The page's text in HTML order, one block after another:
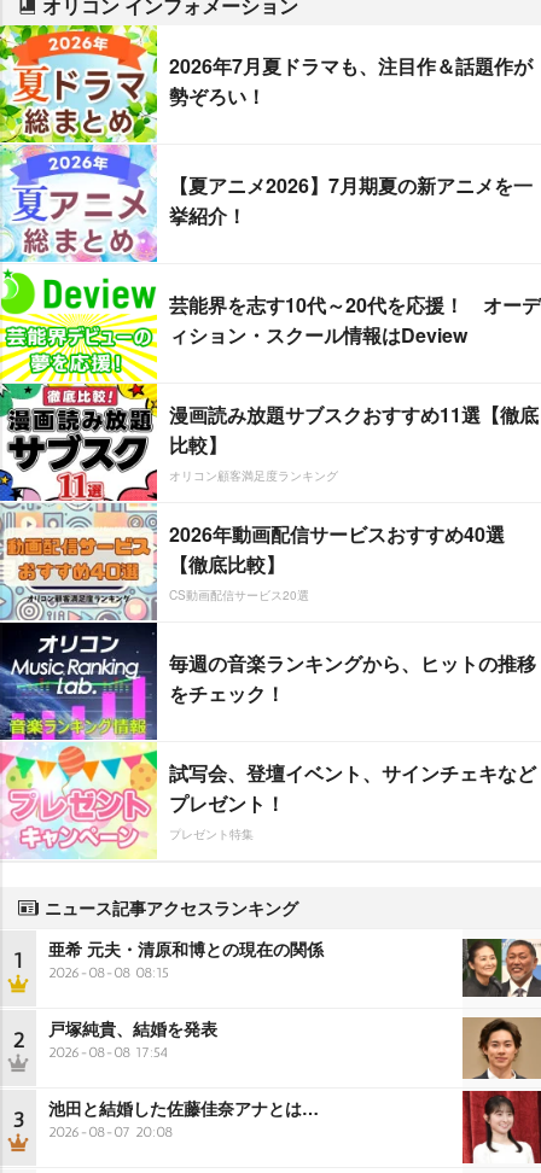
2026年7月夏ドラマも、注目作＆話題作が
勢ぞろい！
【夏アニメ2026】7月期夏の新アニメを一
挙紹介！
芸能界を志す10代～20代を応援！ オーデ
ィション・スクール情報はDeview
漫画読み放題サブスクおすすめ11選【徹底
比較】
オリコン顧客満足度ランキング
2026年動画配信サービスおすすめ40選
【徹底比較】
CS動画配信サービス20選
毎週の音楽ランキングから、ヒットの推移
をチェック！
試写会、登壇イベント、サインチェキなど
プレゼント！
プレゼント特集
ニュース記事アクセスランキング
1 亜希 元夫・清原和博との現在の関係
2026-08-08 08:15
2 戸塚純貴、結婚を発表
2026-08-08 17:54
3 池田と結婚した佐藤佳奈アナとは…
2026-08-07 20:08